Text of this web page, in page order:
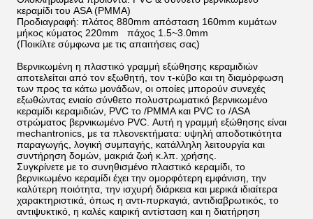
κεραμίδι του ASA (PMMA)
Προδιαγραφή: πλάτος 880mm απόσταση 160mm κυμάτων
μήκος κύματος 220mm πάχος 1.5~3.0mm
(Ποικίλτε σύμφωνα με τις απαιτήσεις σας)
Βερνικωμένη η πλαστικό γραμμή εξώθησης κεραμιδιών
αποτελείται από τον εξωθητή, τον τ-κύβο και τη διαμόρφωση
των προς τα κάτω μονάδων, οι οποίες μπορούν συνεχές
εξωθώντας ενιαίο σύνθετο πολυστρωματικό βερνικωμένο
κεραμίδι κεραμιδιών, PVC το /PMMA και PVC το /ASA
στρώματος βερνικωμένο PVC. Αυτή η γραμμή εξώθησης είναι
mechantronics, με τα πλεονεκτήματα: υψηλή αποδοτικότητα
παραγωγής, λογική συμπαγής, κατάλληλη λειτουργία και
συντήρηση δομών, μακριά ζωή κ.λπ. χρήσης.
Συγκρίνετε με το συνηθισμένο πλαστικό κεραμίδι, το
βερνικωμένο κεραμίδι έχει την ομορφότερη εμφάνιση, την
καλύτερη ποιότητα, την ισχυρή διάρκεια και μερικά ιδιαίτερα
χαρακτηριστικά, όπως η αντι-πυρκαγιά, αντιδιαβρωτικός, το
αντιψυκτικό, η καλές καιρική αντίσταση και η διατήρηση